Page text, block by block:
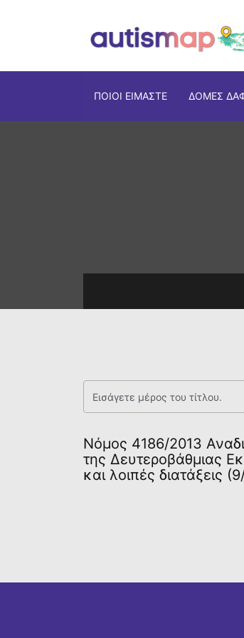
ΠΟΙΟΙ ΕΊΜΑΣΤΕ ΔΟΜΈΣ
Νόμος 4186/2013
της Δευτεροβάθμιας
και λοιπές διατάξεις